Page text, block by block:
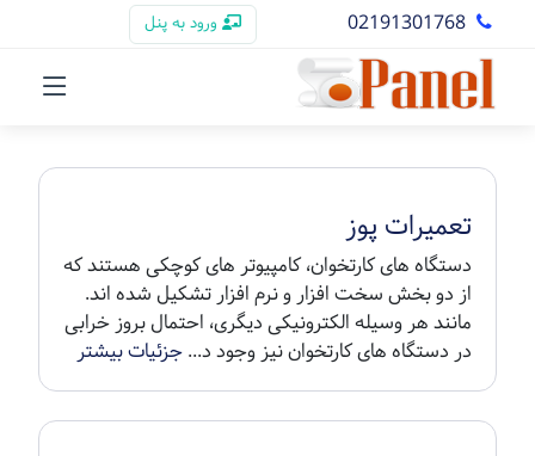
02191301768 ورود به پنل
تعمیرات پوز
دستگاه های کارتخوان، کامپیوتر های کوچکی هستند که
از دو بخش سخت افزار و نرم افزار تشکیل شده اند.
مانند هر وسیله الکترونیکی دیگری، احتمال بروز خرابی
در دستگاه های کارتخوان نیز وجود د...جزئیات بیشتر